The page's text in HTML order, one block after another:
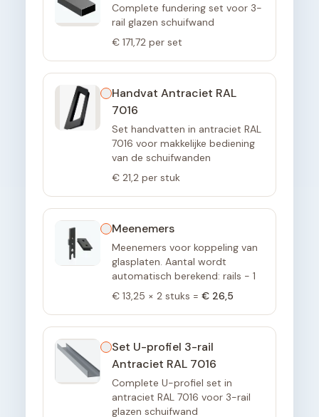
Complete fundering set voor 3-
rail glazen schuifwand
€ 171,72 per set
Handvat Antraciet RAL
7016
Set handvatten in antraciet RAL
7016 voor makkelijke bediening
van de schuifwanden
€ 21,2 per stuk
Meenemers
Meenemers voor koppeling van
glasplaten. Aantal wordt
automatisch berekend: rails - 1
€ 13,25 × 2 stuks = € 26,5
Set U-profiel 3-rail
Antraciet RAL 7016
Complete U-profiel set in
antraciet RAL 7016 voor 3-rail
glazen schuifwand